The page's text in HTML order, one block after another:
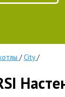
/City /